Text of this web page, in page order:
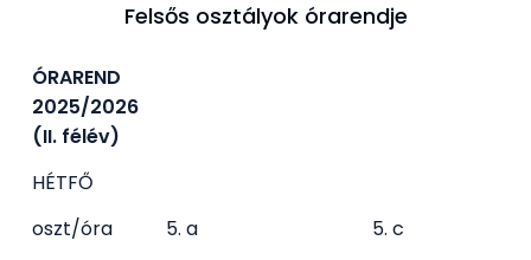
Felsős osztályok órarendje
ÓRAREND
2025/2026
(II. félév)
HÉTFŐ
oszt/óra
5. a
5. c